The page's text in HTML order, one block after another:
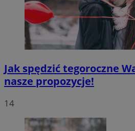
Jak spędzić tegoroczne
nasze propozycje!
14